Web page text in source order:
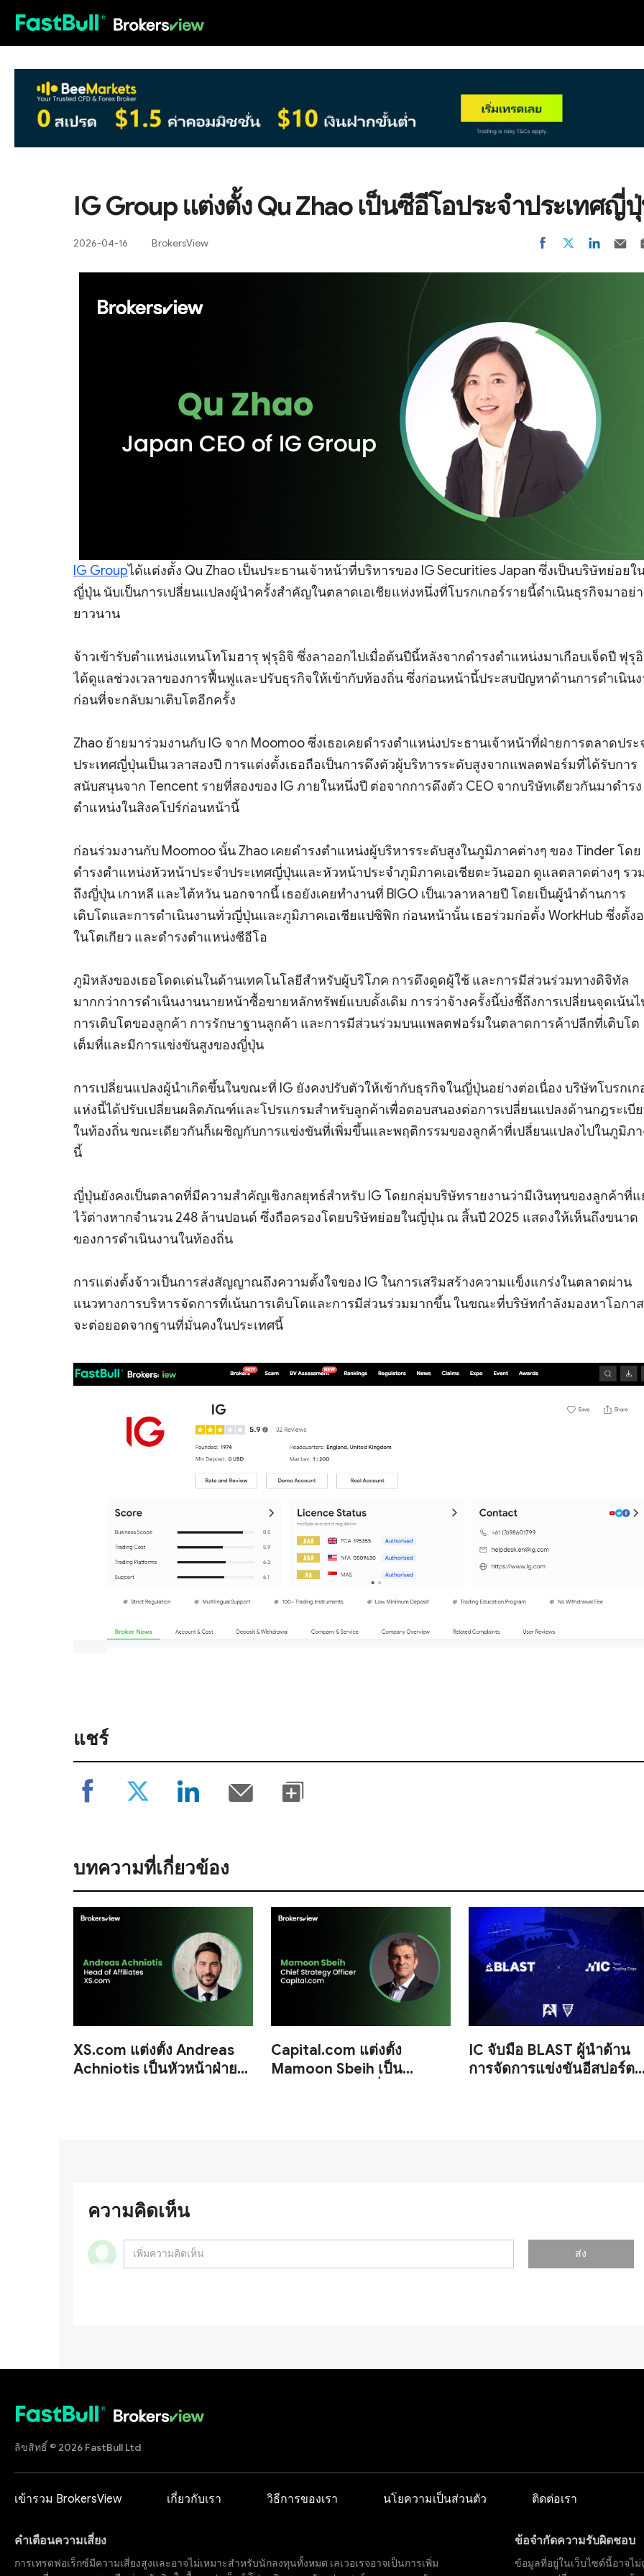
IG Group แต่งตั้ง Qu Zhao เป็นซีอีโอประจำประเทศญี่
2026-04-16 BrokersView
IG Groupได้แต่งตั้ง Qu Zhao เป็นประธานเจ้าหน้าที่บริหารของ IG Securities Japan ซึ่งเป็นบริษัทย่อยใ
ญี่ปุ่น นับเป็นการเปลี่ยนแปลงผู้นำครั้งสำคัญในตลาดเอเชียแห่งหนึ่งที่โบรกเกอร์รายนี้ดำเนินธุรกิจมาอย่
ยาวนาน
จ้าวเข้ารับตำแหน่งแทนโทโมฮารุ ฟุรุอิจิ ซึ่งลาออกไปเมื่อต้นปีนี้หลังจากดำรงตำแหน่งมาเกือบเจ็ดปี ฟุรุ
ได้ดูแลช่วงเวลาของการฟื้นฟูและปรับธุรกิจให้เข้ากับท้องถิ่น ซึ่งก่อนหน้านี้ประสบปัญหาด้านการดำเนิน
ก่อนที่จะกลับมาเติบโตอีกครั้ง
Zhao ย้ายมาร่วมงานกับ IG จาก Moomoo ซึ่งเธอเคยดำรงตำแหน่งประธานเจ้าหน้าที่ฝ่ายการตลาดประ
ประเทศญี่ปุ่นเป็นเวลาสองปี การแต่งตั้งเธอถือเป็นการดึงตัวผู้บริหารระดับสูงจากแพลตฟอร์มที่ได้รับการ
สนับสนุนจาก Tencent รายที่สองของ IG ภายในหนึ่งปี ต่อจากการดึงตัว CEO จากบริษัทเดียวกันมาดำรง
ตำแหน่งในสิงคโปร์ก่อนหน้านี้
ก่อนร่วมงานกับ Moomoo นั้น Zhao เคยดำรงตำแหน่งผู้บริหารระดับสูงในภูมิภาคต่างๆ ของ Tinder โดย
ดำรงตำแหน่งหัวหน้าประจำประเทศญี่ปุ่นและหัวหน้าประจำภูมิภาคเอเชียตะวันออก ดูแลตลาดต่างๆ รว
ถึงญี่ปุ่น เกาหลี และไต้หวัน นอกจากนี้ เธอยังเคยทำงานที่ BIGO เป็นเวลาหลายปี โดยเป็นผู้นำด้านการ
เติบโตและการดำเนินงานทั่วญี่ปุ่นและภูมิภาคเอเชียแปซิฟิก ก่อนหน้านั้น เธอร่วมก่อตั้ง WorkHub ซึ่งตั้ง
ในโตเกียว และดำรงตำแหน่งซีอีโอ
ภูมิหลังของเธอโดดเด่นในด้านเทคโนโลยีสำหรับผู้บริโภค การดึงดูดผู้ใช้ และการมีส่วนร่วมทางดิจิทัล
มากกว่าการดำเนินงานนายหน้าซื้อขายหลักทรัพย์แบบดั้งเดิม การว่าจ้างครั้งนี้บ่งชี้ถึงการเปลี่ยนจุดเน้น
การเติบโตของลูกค้า การรักษาฐานลูกค้า และการมีส่วนร่วมบนแพลตฟอร์มในตลาดการค้าปลีกที่เติบโต
เต็มที่และมีการแข่งขันสูงของญี่ปุ่น
การเปลี่ยนแปลงผู้นำเกิดขึ้นในขณะที่ IG ยังคงปรับตัวให้เข้ากับธุรกิจในญี่ปุ่นอย่างต่อเนื่อง บริษัทโบรกเก
แห่งนี้ได้ปรับเปลี่ยนผลิตภัณฑ์และโปรแกรมสำหรับลูกค้าเพื่อตอบสนองต่อการเปลี่ยนแปลงด้านกฎระเบี
ในท้องถิ่น ขณะเดียวกันก็เผชิญกับการแข่งขันที่เพิ่มขึ้นและพฤติกรรมของลูกค้าที่เปลี่ยนแปลงไปในภูมิภ
นี้
ญี่ปุ่นยังคงเป็นตลาดที่มีความสำคัญเชิงกลยุทธ์สำหรับ IG โดยกลุ่มบริษัทรายงานว่ามีเงินทุนของลูกค้าที่
ไว้ต่างหากจำนวน 248 ล้านปอนด์ ซึ่งถือครองโดยบริษัทย่อยในญี่ปุ่น ณ สิ้นปี 2025 แสดงให้เห็นถึงขนาด
ของการดำเนินงานในท้องถิ่น
การแต่งตั้งจ้าวเป็นการส่งสัญญาณถึงความตั้งใจของ IG ในการเสริมสร้างความแข็งแกร่งในตลาดผ่าน
แนวทางการบริหารจัดการที่เน้นการเติบโตและการมีส่วนร่วมมากขึ้น ในขณะที่บริษัทกำลังมองหาโอกา
จะต่อยอดจากฐานที่มั่นคงในประเทศนี้
แชร์
บทความที่เกี่ยวข้อง
XS.com แต่งตั้ง Andreas
Achniotis เป็นหัวหน้าฝ่าย
Capital.com แต่งตั้ง
Mamoon Sbeih เป็น
IC จับมือ BLAST ผู้นำด้าน
การจัดการแข่งขันอีสปอร์ต
ความคิดเห็น
ส่ง
ลิขสิทธิ์ © 2026 FastBull Ltd
เข้ารวม BrokersView เกี่ยวกับเรา วิธีการของเรา นโยความเป็นส่วนตัว ติดต่อเรา
คำเตือนความเสี่ยง
การเทรดฟอเร็กซ์มีความเสี่ยงสูงและอาจไม่เหมาะสำหรับนักลงทุนทั้งหมด เลเวอเรจอาจเป็นการเพิ่ม
ข้อจำกัดความรับผิดชอบ
ข้อมูลที่อยู่ในเว็บไซต์นี้อาจไ